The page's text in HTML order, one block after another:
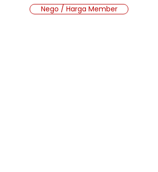
Nego / Harga Member